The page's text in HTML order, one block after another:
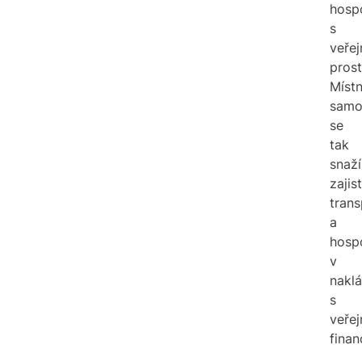
s
se
tak
snaží
a
v
s